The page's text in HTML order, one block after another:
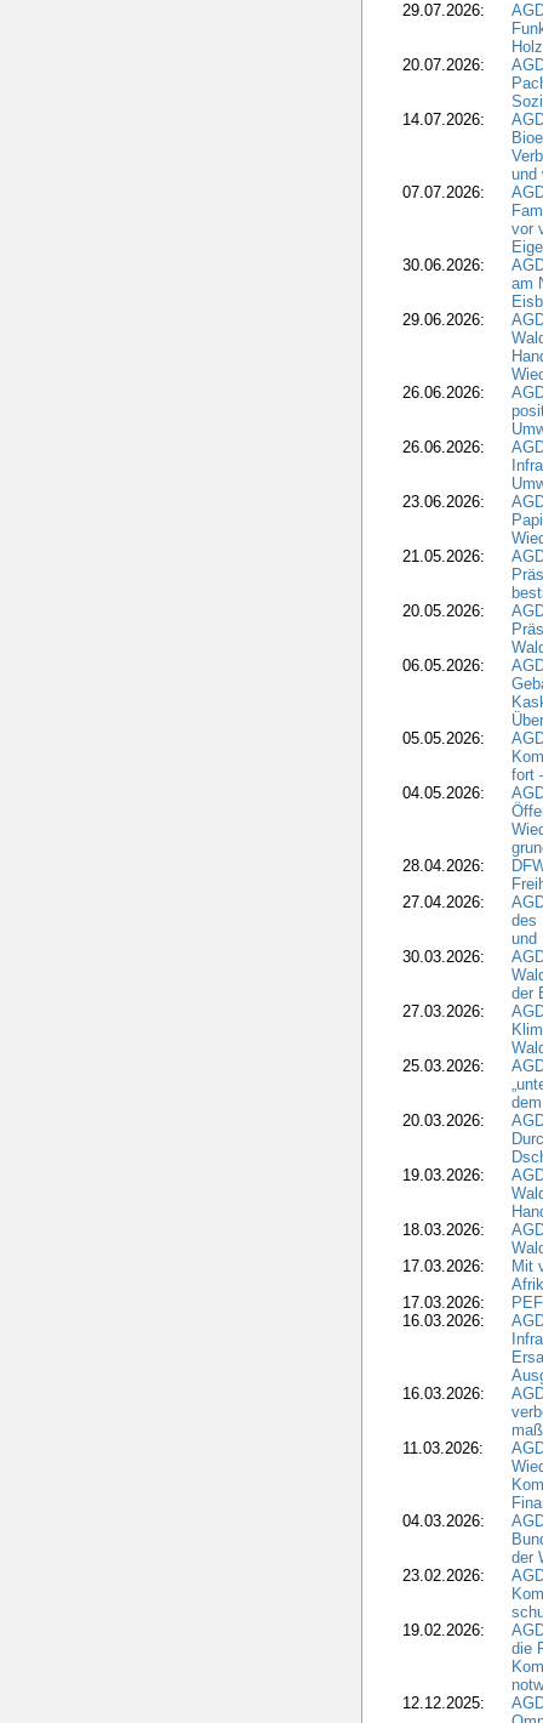
29.07.2026:
20.07.2026:
14.07.2026:
und
07.07.2026:
vor
30.06.2026:
am
29.06.2026:
26.06.2026:
26.06.2026:
23.06.2026:
21.05.2026:
20.05.2026:
06.05.2026:
05.05.2026:
fort
04.05.2026:
28.04.2026:
27.04.2026:
des
und
30.03.2026:
der
27.03.2026:
25.03.2026:
20.03.2026:
19.03.2026:
18.03.2026:
17.03.2026:
Mit
17.03.2026:
16.03.2026:
16.03.2026:
11.03.2026:
04.03.2026:
der
23.02.2026:
19.02.2026:
die
12.12.2025: